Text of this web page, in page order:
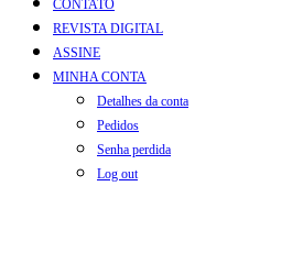
CONTATO
REVISTA DIGITAL
ASSINE
MINHA CONTA
Detalhes da conta
Pedidos
Senha perdida
Log out